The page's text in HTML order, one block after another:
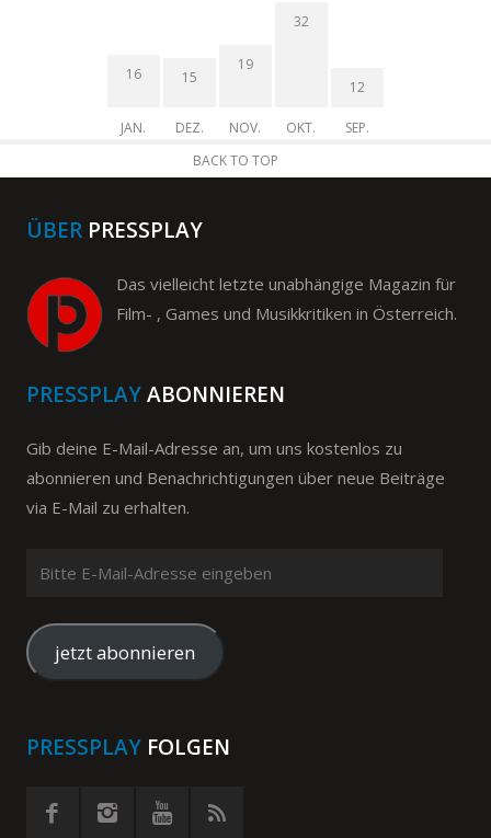
16
JAN.
15
DEZ.
19
NOV.
32
OKT.
12
SEP.
BACK TO TOP
ÜBER PRESSPLAY
Das vielleicht letzte unabhängige Magazin für
Film- , Games und Musikkritiken in Österreich.
PRESSPLAYABONNIEREN
Gib deine E-Mail-Adresse an, um uns kostenlos zu
abonnieren und Benachrichtigungen über neue Beiträge
via E-Mail zu erhalten.
Mail-
Adresse
eingeben
jetzt abonnieren
PRESSPLAY FOLGEN